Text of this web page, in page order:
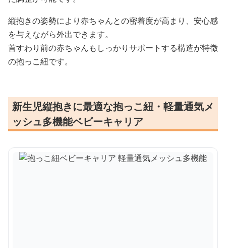
縦抱きの姿勢により赤ちゃんとの密着度が高まり、安心感
を与えながら外出できます。
首すわり前の赤ちゃんもしっかりサポートする構造が特徴
の抱っこ紐です。
新生児縦抱きに最適な抱っこ紐・軽量通気メ
ッシュ多機能ベビーキャリア